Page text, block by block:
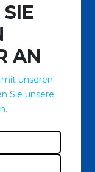
AN
unseren
Sie unsere